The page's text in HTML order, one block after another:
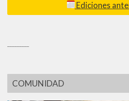
Ediciones
COMUNIDAD